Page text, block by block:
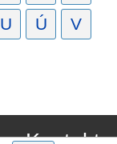
U Ú
V